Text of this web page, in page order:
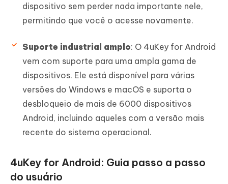
dispositivo sem perder nada importante nele,
permitindo que você o acesse novamente.
Suporte industrial amplo: O 4uKey for Android
vem com suporte para uma ampla gama de
dispositivos. Ele está disponível para várias
versões do Windows e macOS e suporta o
desbloqueio de mais de 6000 dispositivos
Android, incluindo aqueles com a versão mais
recente do sistema operacional.
4uKey for Android: Guia passo a passo
do usuário